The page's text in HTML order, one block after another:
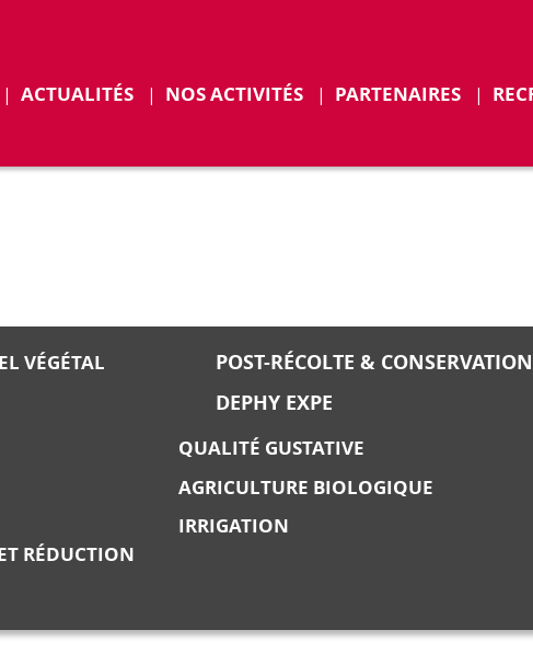
Déplier
ACTUALITÉS NOS ACTIVITÉS Déplier
PARTENAIRES
VÉGÉTAL
RÉDUCTION
POST-RÉCOLTE & CONSERVATION
DEPHY EXPE
QUALITÉ GUSTATIVE
AGRICULTURE BIOLOGIQUE
IRRIGATION